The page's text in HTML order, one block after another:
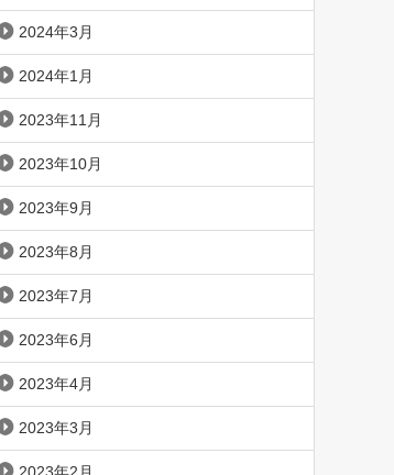
2024年3月
2024年1月
2023年11月
2023年10月
2023年9月
2023年8月
2023年7月
2023年6月
2023年4月
2023年3月